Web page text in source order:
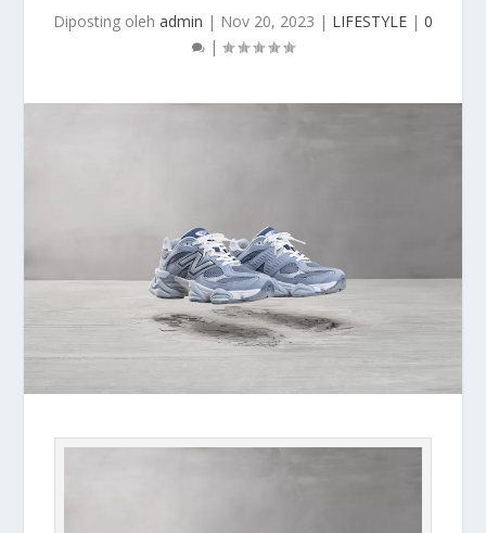
Diposting oleh admin | Nov 20, 2023 | LIFESTYLE | 0
|